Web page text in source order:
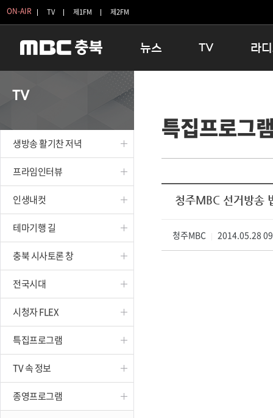
ON-AIR TV 제1FM 제2FM
뉴스
보은
옥천
TV
인생내컷
테마기행 길
시청자 FLEX
특집프로그램
종영프로그램
라
16:00 완
우리 고
TV
생방송 활기찬 저녁
프라임인터뷰
인생내컷
테마기행 길
충북 시사토론 창
전국시대
시청자 FLEX
특집프로그램
TV 속 정보
종영프로그램
특집프로그
청주MBC 선거방송
청주MBC 2014.05.28